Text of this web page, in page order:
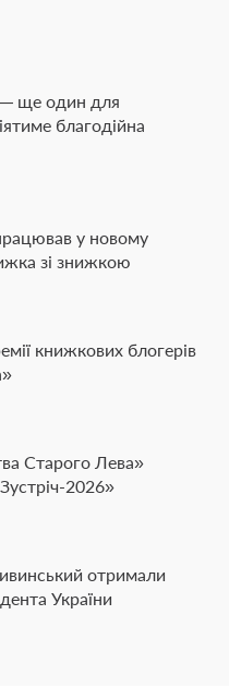
ще один для
благодійна
у новому
зі знижкою
книжкових блогерів
Старого Лева»
2026»
отримали
України